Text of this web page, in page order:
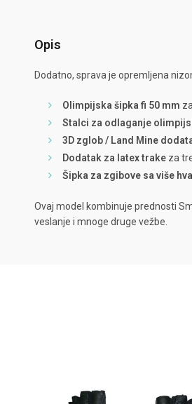
Opis
Dodatno, sprava je opremljena
Olimpijska šipka fi 50 mm
Stalci za odlaganje
3D zglob / Land Mine
Dodatak za latex trakeza
Šipka za zgibove sa više
Ovaj model kombinuje prednosti
veslanje i mnoge druge vežbe.